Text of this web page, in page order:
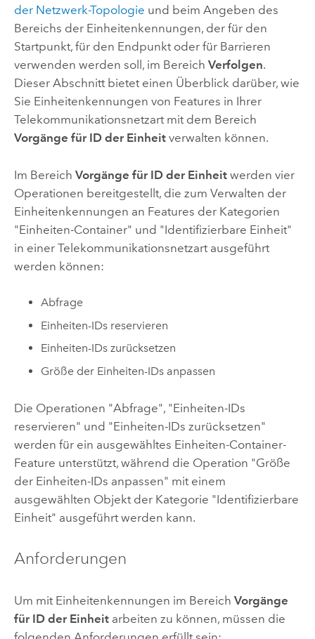
der Netzwerk-Topologie und beim Angeben des
Bereichs der Einheitenkennungen, der für den
Startpunkt, für den Endpunkt oder für Barrieren
verwenden werden soll, im Bereich Verfolgen.
Dieser Abschnitt bietet einen Überblick darüber, wie
Sie Einheitenkennungen von Features in Ihrer
Telekommunikationsnetzart mit dem Bereich
Vorgänge für ID der Einheitverwalten können.
Im Bereich Vorgänge für ID der Einheitwerden vier
Operationen bereitgestellt, die zum Verwalten der
Einheitenkennungen an Features der Kategorien
"Einheiten-Container" und "Identifizierbare Einheit"
in einer Telekommunikationsnetzart ausgeführt
werden können:
Abfrage
Einheiten-IDs reservieren
Einheiten-IDs zurücksetzen
Größe der Einheiten-IDs anpassen
Die Operationen "Abfrage", "Einheiten-IDs
reservieren" und "Einheiten-IDs zurücksetzen"
werden für ein ausgewähltes Einheiten-Container-
Feature unterstützt, während die Operation "Größe
der Einheiten-IDs anpassen" mit einem
ausgewählten Objekt der Kategorie "Identifizierbare
Einheit" ausgeführt werden kann.
Anforderungen
Um mit Einheitenkennungen im Bereich Vorgänge
für ID der Einheitarbeiten zu können, müssen die